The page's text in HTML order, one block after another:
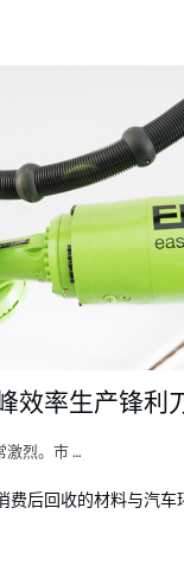
效率生产锋利
激烈。市 …
费后回收的材料与汽车